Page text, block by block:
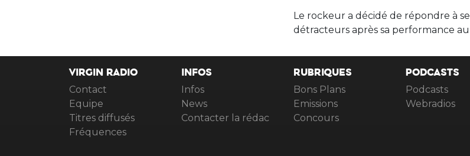
Le rockeur a décidé de répondre à
détracteurs après sa performance au
VIRGIN RADIO
Contact
Equipe
Titres diffusés
Fréquences
INFOS
Infos
News
Contacter la rédac
RUBRIQUES
Bons Plans
Emissions
Concours
PODCASTS
Podcasts
Webradios